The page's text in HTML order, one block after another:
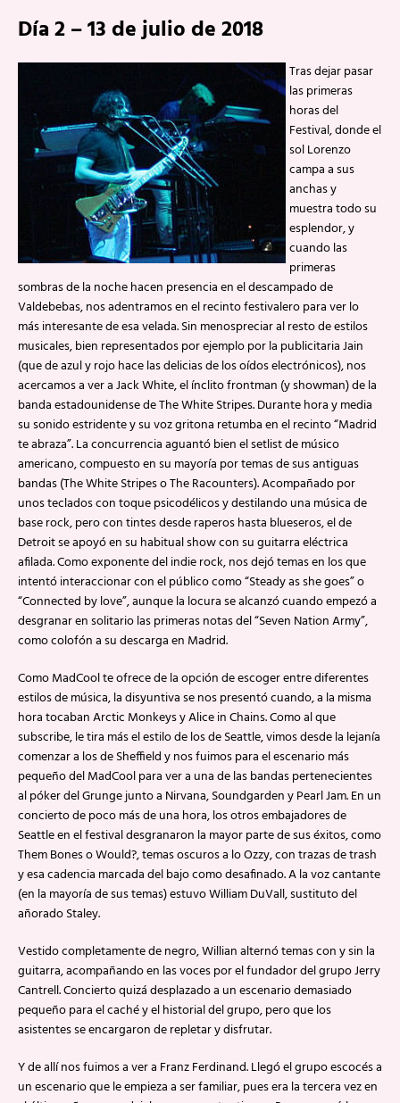
Día 2 – 13 de julio de 2018
Tras dejar pasar
las primeras
horas del
Festival, donde el
sol Lorenzo
campa a sus
anchas y
muestra todo su
esplendor, y
cuando las
primeras
sombras de la noche hacen presencia en el descampado de
Valdebebas, nos adentramos en el recinto festivalero para ver lo
más interesante de esa velada. Sin menospreciar al resto de estilos
musicales, bien representados por ejemplo por la publicitaria Jain
(que de azul y rojo hace las delicias de los oídos electrónicos), nos
acercamos a ver a Jack White, el ínclito frontman (y showman) de la
banda estadounidense de The White Stripes. Durante hora y media
su sonido estridente y su voz gritona retumba en el recinto “Madrid
te abraza”. La concurrencia aguantó bien el setlist de músico
americano, compuesto en su mayoría por temas de sus antiguas
bandas (The White Stripes o The Racounters). Acompañado por
unos teclados con toque psicodélicos y destilando una música de
base rock, pero con tintes desde raperos hasta blueseros, el de
Detroit se apoyó en su habitual show con su guitarra eléctrica
afilada. Como exponente del indie rock, nos dejó temas en los que
intentó interaccionar con el público como “Steady as she goes” o
“Connected by love”, aunque la locura se alcanzó cuando empezó a
desgranar en solitario las primeras notas del “Seven Nation Army”,
como colofón a su descarga en Madrid.
Como MadCool te ofrece de la opción de escoger entre diferentes
estilos de música, la disyuntiva se nos presentó cuando, a la misma
hora tocaban Arctic Monkeys y Alice in Chains. Como al que
subscribe, le tira más el estilo de los de Seattle, vimos desde la lejanía
comenzar a los de Sheffield y nos fuimos para el escenario más
pequeño del MadCool para ver a una de las bandas pertenecientes
al póker del Grunge junto a Nirvana, Soundgarden y Pearl Jam. En un
concierto de poco más de una hora, los otros embajadores de
Seattle en el festival desgranaron la mayor parte de sus éxitos, como
Them Bones o Would?, temas oscuros a lo Ozzy, con trazas de trash
y esa cadencia marcada del bajo como desafinado. A la voz cantante
(en la mayoría de sus temas) estuvo William DuVall, sustituto del
añorado Staley.
Vestido completamente de negro, Willian alternó temas con y sin la
guitarra, acompañando en las voces por el fundador del grupo Jerry
Cantrell. Concierto quizá desplazado a un escenario demasiado
pequeño para el caché y el historial del grupo, pero que los
asistentes se encargaron de repletar y disfrutar.
Y de allí nos fuimos a ver a Franz Ferdinand. Llegó el grupo escocés a
un escenario que le empieza a ser familiar, pues era la tercera vez en